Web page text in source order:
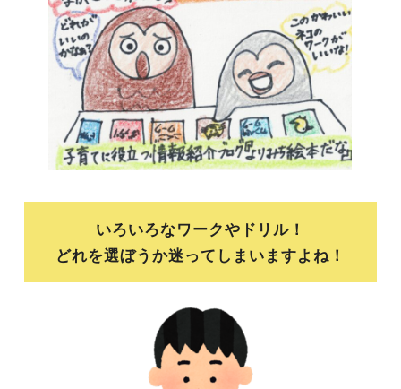
いろいろなワークやドリル！
どれを選ぼうか迷ってしまいますよね！